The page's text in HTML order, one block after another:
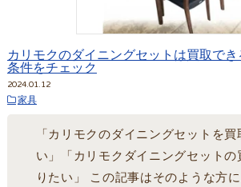
カリモクのダイニングセットは買取で
条件をチェック
2024.01.12
家具
「カリモクのダイニングセットを買
い」「カリモクダイニングセットの
りたい」 この記事はそのような方